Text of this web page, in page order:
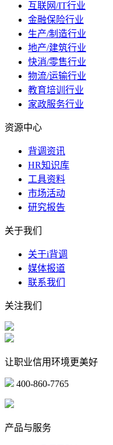
互联网/IT行业
金融保险行业
生产/制造行业
地产/建筑行业
快消/零售行业
物流/运输行业
教育培训行业
家政服务行业
资源中心
背调资讯
HR知识库
工具资料
市场活动
研究报告
关于我们
关于i背调
媒体报道
联系我们
关注我们
让职业信用环境更美好
400-860-7765
产品与服务